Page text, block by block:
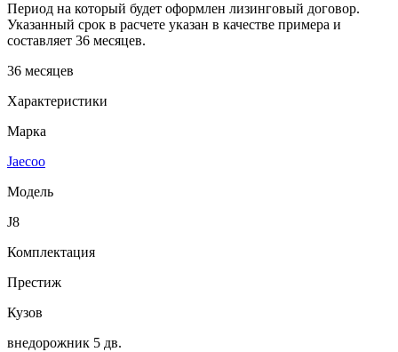
Период на который будет оформлен лизинговый договор.
Указанный срок в расчете указан в качестве примера и
составляет 36 месяцев.
36 месяцев
Характеристики
Марка
Jaecoo
Модель
J8
Комплектация
Престиж
Кузов
внедорожник 5 дв.